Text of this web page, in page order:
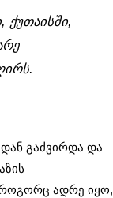
გაძვირდა და
როგორც ადრე იყო,